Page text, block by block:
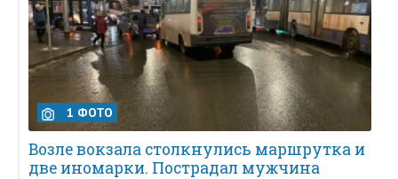
1 ФОТО
Возле вокзала столкнулись маршрутка и
две иномарки. Пострадал мужчина